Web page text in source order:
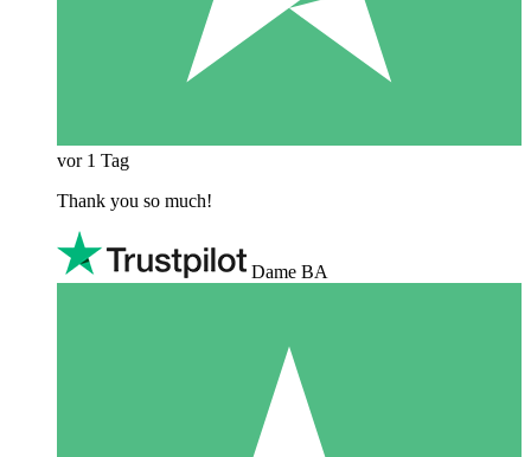
vor 1 Tag
Thank you so much!
Dame BA